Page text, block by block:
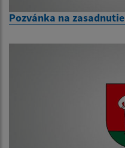
Pozvánka na